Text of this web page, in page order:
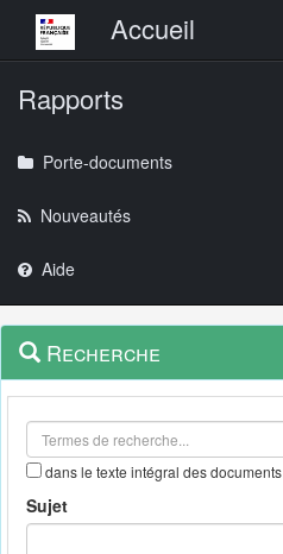
Menu principalAccueil
Rapports
Porte-documents
Nouveautés
Aide
Navigation
outils
Menu
contextuel
Recherche
dans le texte intégral des documents
Sujet